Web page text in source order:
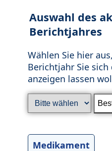
Auswahl des
Berichtjahres
Wählen Sie hier
Berichtjahr Sie sich
anzeigen lassen
Medikament